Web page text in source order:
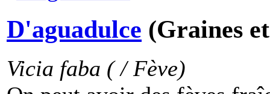
D'aguadulce (Graines
Vicia faba ( / Fève)